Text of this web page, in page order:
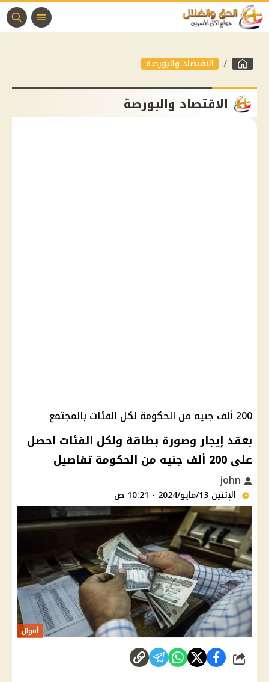
الاقتصاد والبورصة
الاقتصاد والبورصة
200 ألف جنيه من الحكومة لكل الفئات بالمجتمع
بعقد إيجار وصورة بطاقة ولكل الفئات احصل
على 200 ألف جنيه من الحكومة تفاصيل
الإثنين 13/مايو/2024 - 10:21 ص
أموال
شارك